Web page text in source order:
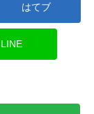
はてブ
LINE